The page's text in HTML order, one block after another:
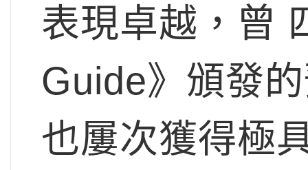
表現卓越，曾
Guide》頒發
也屢次獲得極